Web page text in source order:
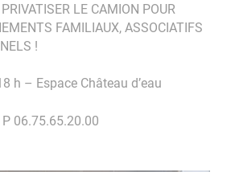
LE CAMION POUR
FAMILIAUX, ASSOCIATIFS
!
h – Espace Château d’eau
P 06.75.65.20.00